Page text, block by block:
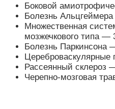
Боковой
Болезнь
Множественная
мозжечкового типа —
Болезнь
Рассеянный склероз
Черепно-мозговая